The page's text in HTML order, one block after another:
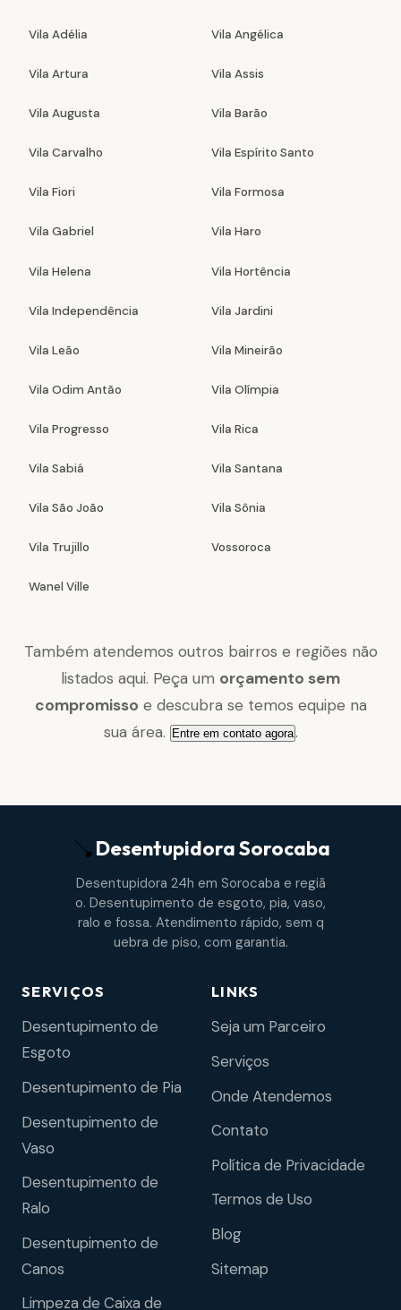
Vila Adélia Vila Angélica
Vila Artura Vila Assis
Vila Augusta Vila Barão
Vila Carvalho Vila Espírito Santo
Vila Fiori Vila Formosa
Vila Gabriel Vila Haro
Vila Helena Vila Hortência
Vila Independência Vila Jardini
Vila Leão Vila Mineirão
Vila Odim Antão Vila Olímpia
Vila Progresso Vila Rica
Vila Sabiá Vila Santana
Vila São João Vila Sônia
Vila Trujillo Vossoroca
Wanel Ville
Também atendemos outros bairros e regiões não
listados aqui. Peça um orçamento sem
compromisso e descubra se temos equipe na
sua área. Entre em contato agora.
DesentupidoraSorocaba
Desentupidora 24h em Sorocaba e regiã
o. Desentupimento de esgoto, pia, vaso,
ralo e fossa. Atendimento rápido, sem q
uebra de piso, com garantia.
SERVIÇOS
Desentupimento de
Esgoto
Desentupimento de Pia
Desentupimento de
Vaso
Desentupimento de
Ralo
Desentupimento de
Canos
Limpeza de Caixa de
LINKS
Seja um Parceiro
Serviços
Onde Atendemos
Contato
Política de Privacidade
Termos de Uso
Blog
Sitemap